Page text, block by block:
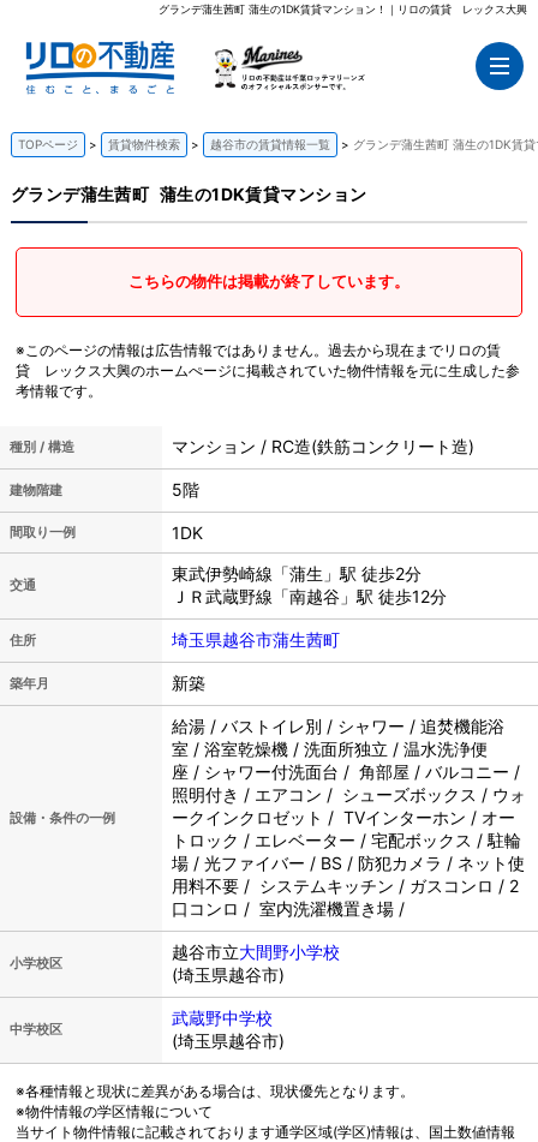
グランデ蒲生茜町 蒲生の1DK賃貸マンション！｜リロの賃貸 レックス大興
TOPページ 賃貸物件検索 越谷市の賃貸情報一覧 グランデ蒲生茜町 蒲生の1DK賃
グランデ蒲生茜町 蒲生の1DK賃貸マンション
こちらの物件は掲載が終了しています。
※このページの情報は広告情報ではありません。過去から現在までリロの賃
貸 レックス大興のホームぺージに掲載されていた物件情報を元に生成した参
考情報です。
種別 / 構造 マンション / RC造(鉄筋コンクリート造)
建物階建 5階
間取り一例 1DK
交通
東武伊勢崎線「蒲生」駅 徒歩2分
ＪＲ武蔵野線「南越谷」駅 徒歩12分
住所 埼玉県越谷市蒲生茜町
築年月 新築
設備・条件の一例
給湯 / バストイレ別 / シャワー / 追焚機能浴
室 / 浴室乾燥機 / 洗面所独立 / 温水洗浄便
座 / シャワー付洗面台 / 角部屋 / バルコニー /
照明付き / エアコン / シューズボックス / ウォ
ークインクロゼット / TVインターホン / オー
トロック / エレベーター / 宅配ボックス / 駐輪
場 / 光ファイバー / BS / 防犯カメラ / ネット使
用料不要 / システムキッチン / ガスコンロ / 2
口コンロ / 室内洗濯機置き場 /
小学校区
越谷市立大間野小学校
(埼玉県越谷市)
中学校区
武蔵野中学校
(埼玉県越谷市)
※各種情報と現状に差異がある場合は、現状優先となります。
※物件情報の学区情報について
当サイト物件情報に記載されております通学区域(学区)情報は、国土数値情報